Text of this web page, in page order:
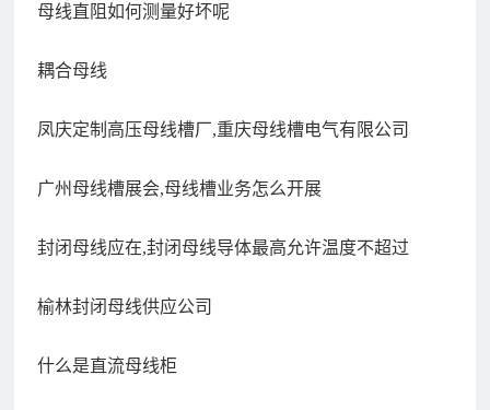
母线直阻如何测量好坏呢
耦合母线
凤庆定制高压母线槽厂,重庆母线槽电气有限公司
广州母线槽展会,母线槽业务怎么开展
封闭母线应在,封闭母线导体最高允许温度不超过
榆林封闭母线供应公司
什么是直流母线柜